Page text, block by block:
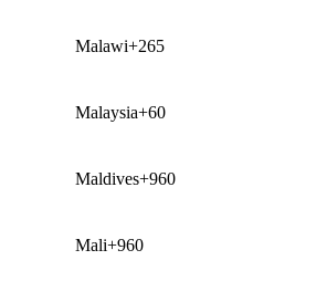
Malawi+265
Malaysia+60
Maldives+960
Mali+960